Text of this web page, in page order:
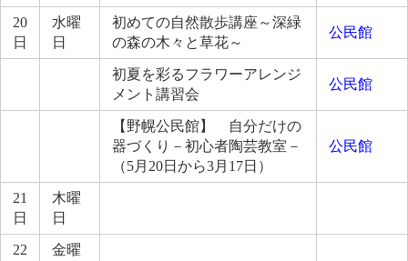
20
日
水曜
日
初めての自然散歩講座～深緑
の森の木々と草花～
公民館
初夏を彩るフラワーアレンジ
メント講習会
公民館
【野幌公民館】 自分だけの
器づくり－初心者陶芸教室－
（5月20日から3月17日）
公民館
21
日
木曜
日
22
金曜